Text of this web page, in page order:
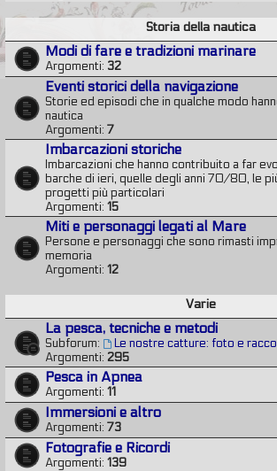
Storia della nautica
Modi di fare e tradizioni marinare
Argomenti: 32
Eventi storici della navigazione
Storie ed episodi che in qualche modo
nautica
Argomenti: 7
Imbarcazioni storiche
Imbarcazioni che hanno contribuito a far
barche di ieri, quelle degli anni 70/80, le
progetti più particolari
Argomenti: 15
Miti e personaggi legati al Mare
Persone e personaggi che sono rimasti
memoria
Argomenti: 12
Varie
La pesca, tecniche e metodi
Subforum:
Le nostre catture: foto e
Argomenti: 295
Pesca in Apnea
Argomenti: 11
Immersioni e altro
Argomenti: 73
Fotografie e Ricordi
Argomenti: 139